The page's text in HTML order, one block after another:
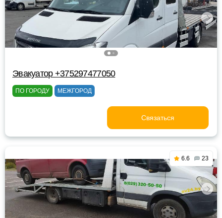
Эвакуатор +375297477050
ПО ГОРОДУ МЕЖГОРОД
Связаться
6.6 23